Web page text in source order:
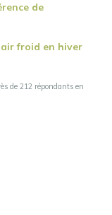
de
froid en hiver
de 212 répondants en